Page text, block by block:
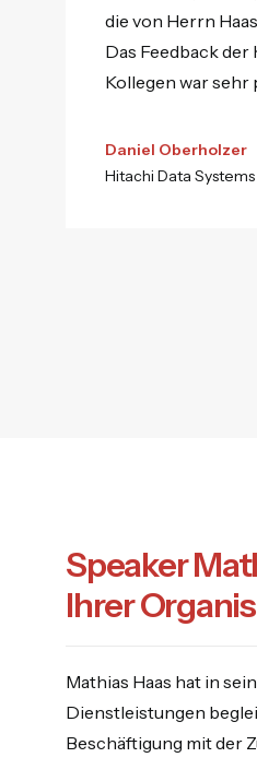
die von Herrn
Das Feedback
Kollegen war sehr
Daniel Oberholzer
Hitachi Data Systems
Speaker
Ihrer
Mathias Haas hat in
Dienstleistungen
Beschäftigung mit der